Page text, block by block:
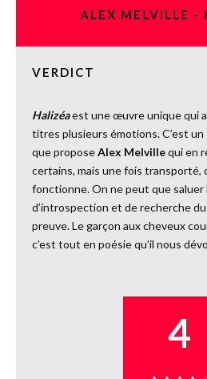
ALEX MELVILLE -
VERDICT
Halizéaest une œuvre unique qui
titres plusieurs émotions. C’est
que proposeAlex Melvillequi en
certains, mais une fois transporté,
fonctionne. On ne peut que saluer
d’introspection et de recherche
preuve. Le garçon aux cheveux
c’est tout en poésie qu’il nous
4